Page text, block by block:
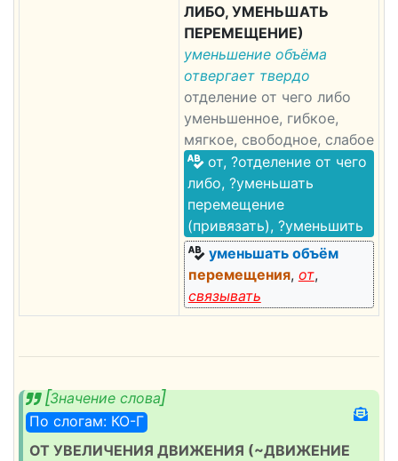
ЛИБО, УМЕНЬШАТЬ
ПЕРЕМЕЩЕНИЕ)
уменьшение объёма
отвергает твердо
отделение от чего либо
уменьшенное, гибкое,
мягкое, свободное, слабое
от, ?отделение от чего
либо, ?уменьшать
перемещение
(привязать), ?уменьшить
уменьшать объём
перемещения, от,
связывать
По слогам: КО-Г
ОТ УВЕЛИЧЕНИЯ ДВИЖЕНИЯ (~ДВИЖЕНИЕ
Значение слова